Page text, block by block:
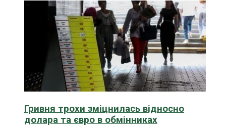
Гривня трохи зміцнилась відносно
долара та євро в обмінниках